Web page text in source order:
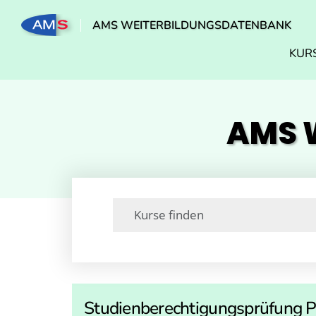
AMS WEITERBILDUNGSDATENBANK
AMS
Studienberechtigungsprüfung